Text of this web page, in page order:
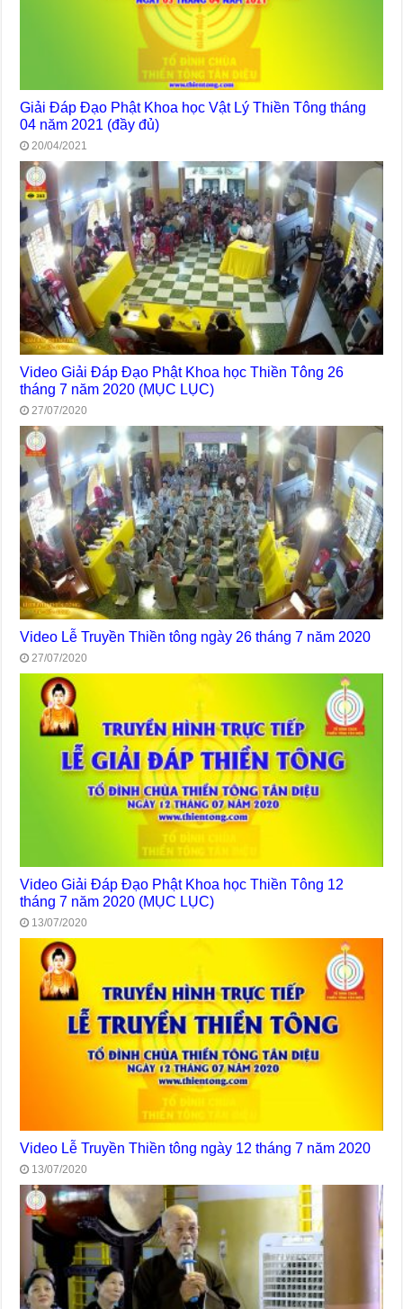
Giải Đáp Đạo Phật Khoa học Vật Lý Thiền Tông tháng
04 năm 2021 (đầy đủ)
20/04/2021
Video Giải Đáp Đạo Phật Khoa học Thiền Tông 26
tháng 7 năm 2020 (MỤC LỤC)
27/07/2020
Video Lễ Truyền Thiền tông ngày 26 tháng 7 năm 2020
27/07/2020
Video Giải Đáp Đạo Phật Khoa học Thiền Tông 12
tháng 7 năm 2020 (MỤC LỤC)
13/07/2020
Video Lễ Truyền Thiền tông ngày 12 tháng 7 năm 2020
13/07/2020